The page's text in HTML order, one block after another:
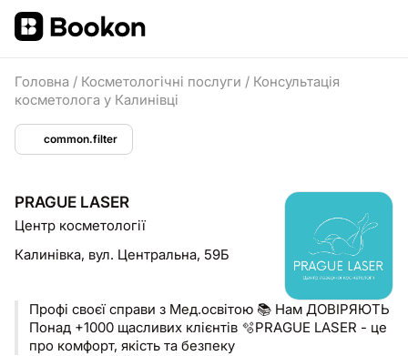
Головна / Косметологічні послуги / Консультація
косметолога у Калинівці
common.filter
PRAGUE LASER
Центр косметології
Калинівка, вул. Центральна, 59Б
Профі своєї справи з Мед.освітою 📚 Нам ДОВІРЯЮТЬ
Понад +1000 щасливих клієнтів 🫧PRAGUE LASER - це
про комфорт, якість та безпеку